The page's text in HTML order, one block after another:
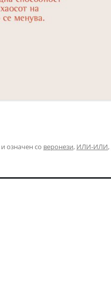
и означен со веронези, ИЛИ-ИЛИ,